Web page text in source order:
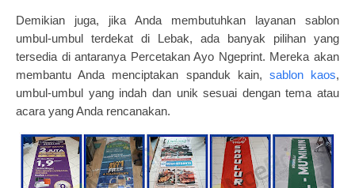
Demikian juga, jika Anda membutuhkan layanan sablon
umbul-umbul terdekat di Lebak, ada banyak pilihan yang
tersedia di antaranya Percetakan Ayo Ngeprint. Mereka akan
membantu Anda menciptakan spanduk kain, sablon kaos,
umbul-umbul yang indah dan unik sesuai dengan tema atau
acara yang Anda rencanakan.